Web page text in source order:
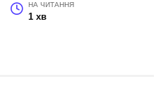
НА ЧИТАННЯ
1 хв